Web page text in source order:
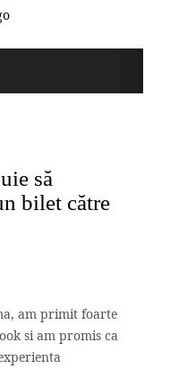
să
bilet către
am primit foarte
si am promis ca